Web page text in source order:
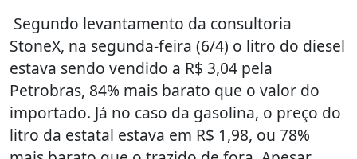
Segundo levantamento da consultoria
StoneX, na segunda-feira (6/4) o litro do diesel
estava sendo vendido a R$ 3,04 pela
Petrobras, 84% mais barato que o valor do
importado. Já no caso da gasolina, o preço do
litro da estatal estava em R$ 1,98, ou 78%